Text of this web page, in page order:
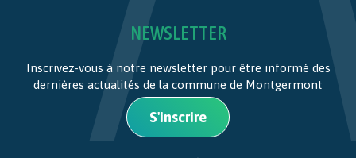
NEWSLETTER
Inscrivez-vous à notre newsletter pour être informé des
dernières actualités de la commune de Montgermont
S'inscrire